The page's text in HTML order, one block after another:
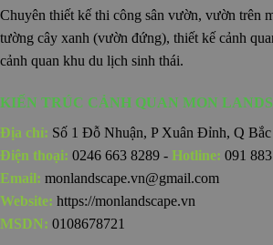
Chuyên thiết kế thi công sân vườn, vườn trên
tường cây xanh (vườn đứng), thiết kế cảnh
cảnh quan khu du lịch sinh thái.
KIẾN TRÚC CẢNH QUAN MON
Địa chỉ: Số 1 Đỗ Nhuận, P Xuân Đỉnh, Q
Điện thoại: 0246 663 8289 - Hotline: 091
Email: monlandscape.vn@gmail.com
Website: https://monlandscape.vn
MSDN: 0108678721